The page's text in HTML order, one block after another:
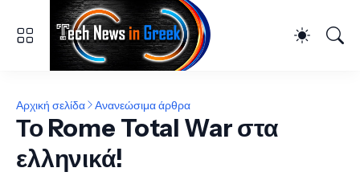
Αρχική σελίδα Ανανεώσιμα άρθρα
Το Rome Total War στα
ελληνικά!